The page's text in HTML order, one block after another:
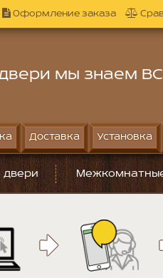
Оформление заказа
мы знаем
Доставка Установка